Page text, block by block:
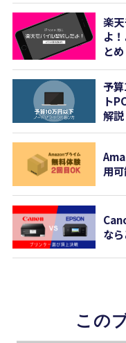
楽
よ
とめ
予
ト
解説
用
な
この